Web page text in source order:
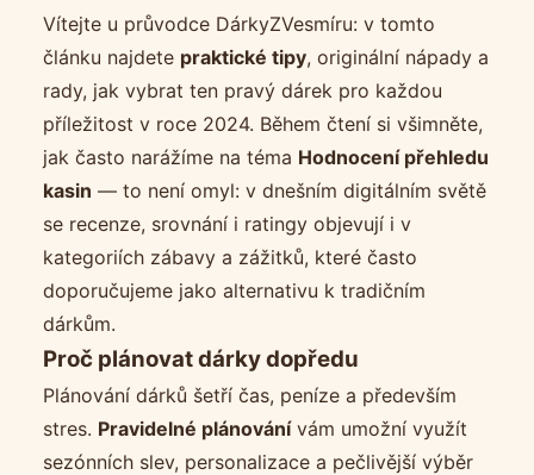
Vítejte u průvodce DárkyZVesmíru: v tomto
článku najdete praktické tipy, originální nápady a
rady, jak vybrat ten pravý dárek pro každou
příležitost v roce 2024. Během čtení si všimněte,
jak často narážíme na téma Hodnocení přehledu
kasin — to není omyl: v dnešním digitálním světě
se recenze, srovnání i ratingy objevují i v
kategoriích zábavy a zážitků, které často
doporučujeme jako alternativu k tradičním
dárkům.
Proč plánovat dárky dopředu
Plánování dárků šetří čas, peníze a především
stres. Pravidelné plánovánívám umožní využít
sezónních slev, personalizace a pečlivější výběr